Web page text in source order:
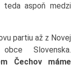
teda aspoň medzi
partiu až z Novej
Slovenska.
Čechov máme